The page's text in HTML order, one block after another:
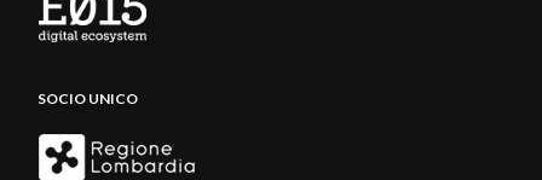
SOCIO UNICO